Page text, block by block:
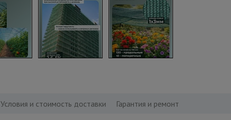
Условия и стоимость доставки Гарантия и ремонт